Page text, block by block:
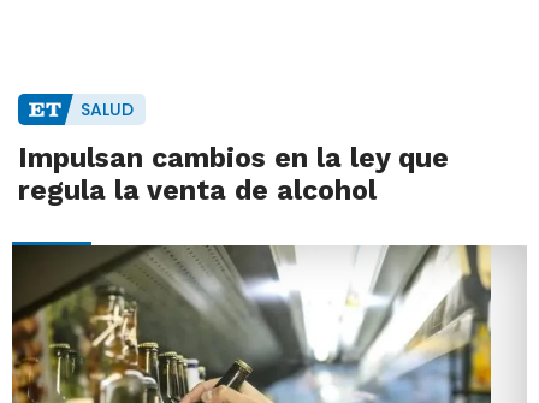
SALUD
Impulsan cambios en la ley que
regula la venta de alcohol